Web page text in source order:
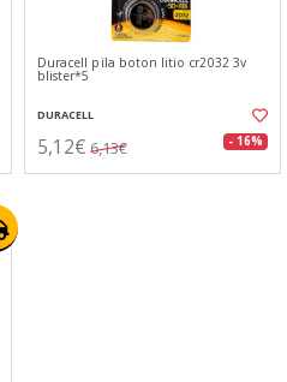
Duracell pila boton litio cr2032 3v
blister*5
DURACELL
5,12€ 6,13€ - 16%